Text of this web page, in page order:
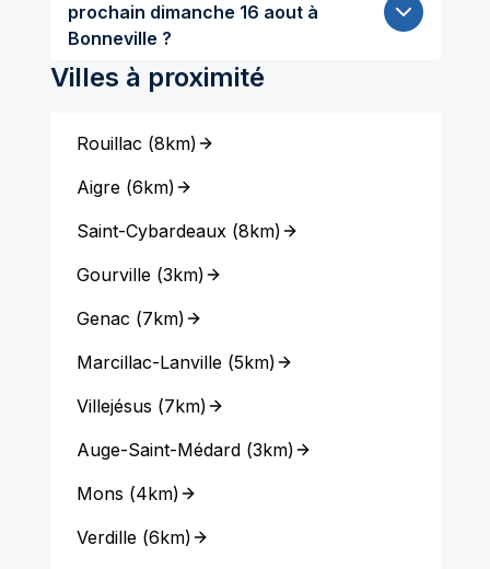
prochain dimanche 16 aout à
Bonneville ?
Villes à proximité
Rouillac (8km)
Aigre(6km)
Saint-Cybardeaux(8km)
Gourville(3km)
Genac (7km)
Marcillac-Lanville(5km)
Villejésus (7km)
Auge-Saint-Médard(3km)
Mons (4km)
Verdille(6km)